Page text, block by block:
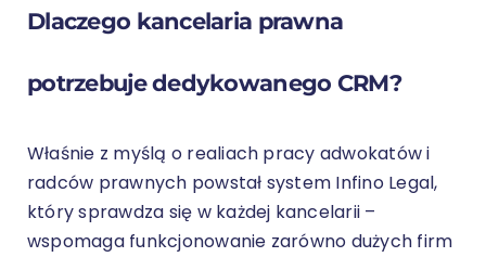
Dlaczego kancelaria prawna
potrzebuje dedykowanego CRM?
Właśnie z myślą o realiach pracy adwokatów i
radców prawnych powstał system Infino Legal,
który sprawdza się w każdej kancelarii –
wspomaga funkcjonowanie zarówno dużych firm